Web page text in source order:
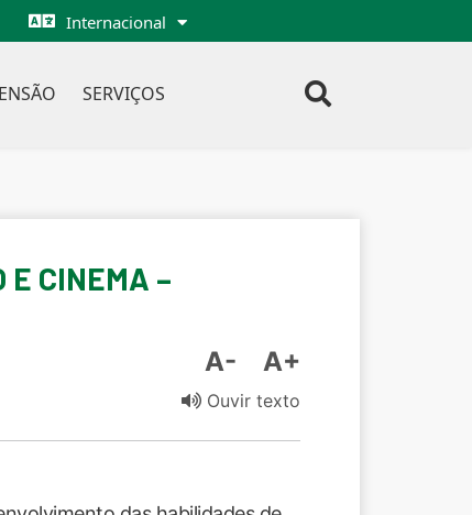
Internacional
SERVIÇOS
E CINEMA –
A- A+
Ouvir texto